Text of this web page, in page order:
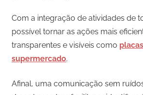
Com a integração de atividades de
possível tornar as ações mais
transparentes e visíveis como
supermercado.
Afinal, uma comunicação sem